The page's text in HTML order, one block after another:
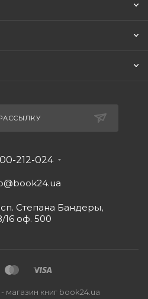
212-024
Степана Бандеры,
16 оф. 500
магазин книг book24.ua